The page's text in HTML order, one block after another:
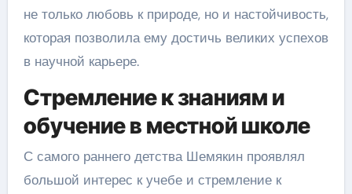
не только любовь к природе, но и настойчивость,
которая позволила ему достичь великих успехов
в научной карьере.
Стремление к знаниям и
обучение в местной школе
С самого раннего детства Шемякин проявлял
большой интерес к учебе и стремление к